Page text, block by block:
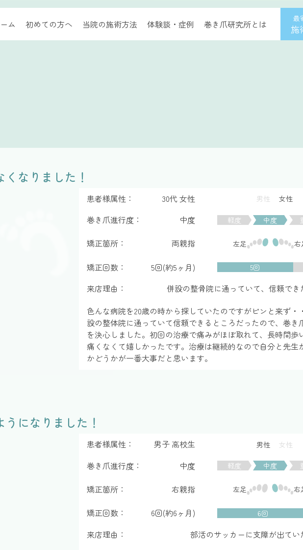
ム 初めての方へ 当院の施術方法 体験談・症例 巻き爪研究所とは 最
施
なりました！
患者様属性： 30代 女性 男性 女性
巻き爪進行度： 中度 軽度 中度
矯正箇所： 両親指 左足 右
矯正回数： 5回(約5ヶ月) 5回
来店理由：
併設の整骨院に通っていて、信頼でき
色んな病院を20歳の時から探していたのですがピンと来ず・
設の整体院に通っていて信頼できるところだったので、巻き
を決心しました。初回の治療で痛みがほぼ取れて、長時間歩
痛くなくて嬉しかったです。治療は継続的なので自分と先生
かどうかが一番大事だと思います。
になりました！
患者様属性： 男子 高校生 男性 女性
巻き爪進行度： 中度 軽度 中度
矯正箇所： 右親指 左足 右
矯正回数： 6回(約6ヶ月) 6回
来店理由：
部活のサッカーに支障が出てい